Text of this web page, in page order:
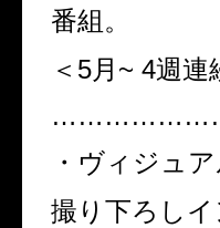
番組。
＜5月~ 4週
・ヴィジュ
撮り下ろし